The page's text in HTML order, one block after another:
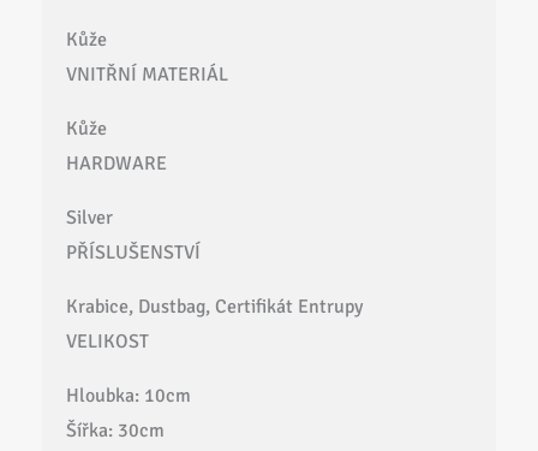
Kůže
VNITŘNÍ MATERIÁL
Kůže
HARDWARE
Silver
PŘÍSLUŠENSTVÍ
Krabice, Dustbag, Certifikát Entrupy
VELIKOST
Hloubka: 10cm
Šířka: 30cm